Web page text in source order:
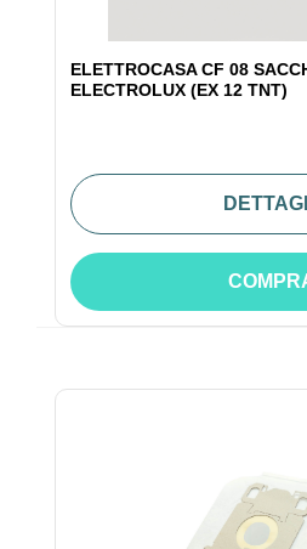
ELETTROCASA CF 08
ELECTROLUX (EX 12 TNT)